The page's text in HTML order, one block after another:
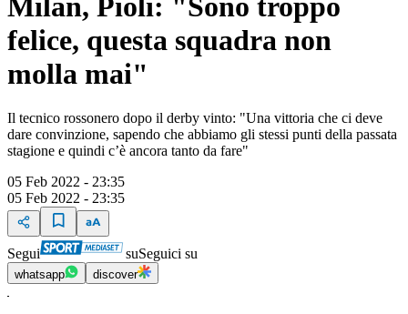
felice, questa squadra non
molla mai"
Il tecnico rossonero dopo il derby vinto: "Una vittoria che ci deve
dare convinzione, sapendo che abbiamo gli stessi punti della passata
stagione e quindi c’è ancora tanto da fare"
05 Feb 2022 - 23:35
05 Feb 2022 - 23:35
Segui suSeguici su
whatsapp discover